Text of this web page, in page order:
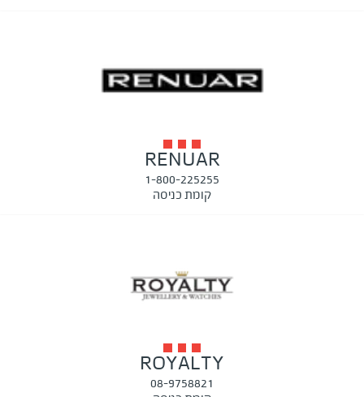
RENUAR
1-800-225255
קומת כניסה
ROYALTY
08-9758821